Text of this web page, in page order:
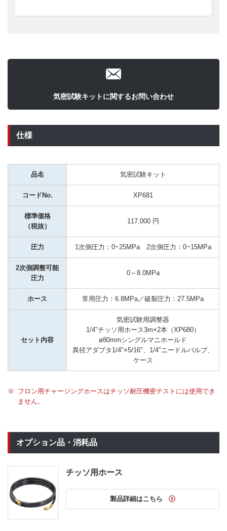
気密試験キットに関するお問い合わせ
仕様
品名 気密試験キット
コードNo. XP681
標準価格
（税抜）
117,000 円
圧力 1次側圧力：0~25MPa　2次側圧力：0~15MPa
2次側調整可能
圧力
0～8.0MPa
ホース 常用圧力：6.8MPa／破裂圧力：27.5MPa
セット内容
気密試験用調整器
1/4"チッソ用ホース3m×2本（XP680）
ø80mmシングルマニホールド
異径アダプタ1/4"×5/16"、1/4"ニードルバルブ、
ケース
フロン用チャージングホースはチッソ耐圧機密テストには使用でき
ません。
オプション品・消耗品
チッソ用ホース
製品詳細はこちら